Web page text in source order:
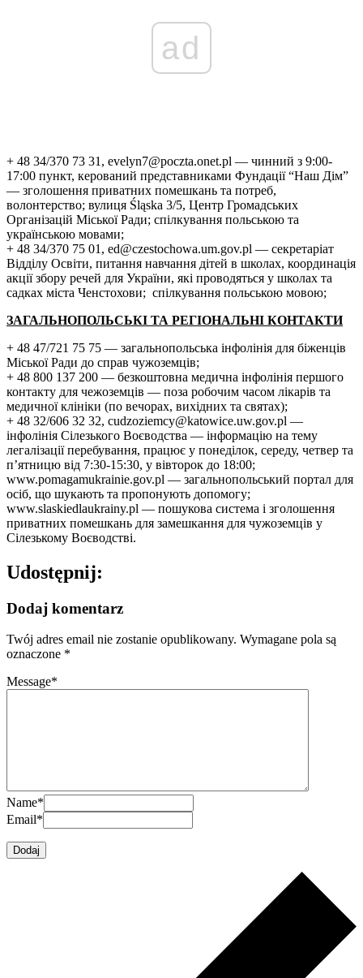
ad
+ 48 34/370 73 31, evelyn7@poczta.onet.pl — чинний з 9:00-
17:00 пункт, керований представниками Фундації “Наш Дім”
— зголошення приватних помешкань та потреб,
волонтерство; вулиця Śląska 3/5, Центр Громадських
Організацій Міської Ради; спілкування польською та
українською мовами;
+ 48 34/370 75 01, ed@czestochowa.um.gov.pl — секретаріат
Відділу Освіти, питання навчання дітей в школах, координація
акції збору речей для України, які проводяться у школах та
садках міста Ченстохови; спілкування польською мовою;
ЗАГАЛЬНОПОЛЬСЬКІ ТА РЕГІОНАЛЬНІ КОНТАКТИ
+ 48 47/721 75 75 — загальнопольська інфолінія для біженців
Міської Ради до справ чужоземців;
+ 48 800 137 200 — безкоштовна медична інфолінія першого
контакту для чежоземців — поза робочим часом лікарів та
медичної клініки (по вечорах, вихідних та святах);
+ 48 32/606 32 32, cudzoziemcy@katowice.uw.gov.pl —
інфолінія Сілезького Воєводства — інформацію на тему
легалізації перебування, працює у понеділок, середу, четвер та
п’ятницю від 7:30-15:30, у вівторок до 18:00;
www.pomagamukrainie.gov.pl — загальнопольський портал для
осіб, що шукають та пропонують допомогу;
www.slaskiedlaukrainy.pl — пошукова система і зголошення
приватних помешкань для замешкання для чужоземців у
Сілезькому Воєводстві.
Udostępnij:
Dodaj komentarz
Twój adres email nie zostanie opublikowany. Wymagane pola są
oznaczone *
Message*
Name*
Email*